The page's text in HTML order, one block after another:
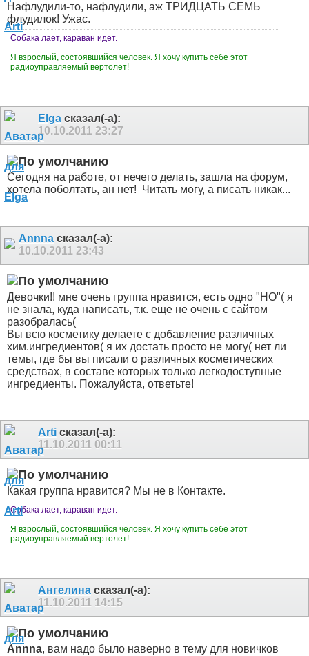
Нафлудили-то, нафлудили, аж ТРИДЦАТЬ СЕМЬ
флудилок! Ужас.
Собака лает, караван идет.
Я взрослый, состоявшийся человек. Я хочу купить себе этот
радиоуправляемый вертолет!
Elga сказал(-а):
10.10.2011 23:27
Сегодня на работе, от нечего делать, зашла на форум,
хотела поболтать, ан нет! Читать могу, а писать никак...
Annna сказал(-а):
10.10.2011 23:43
Девочки!! мне очень группа нравится, есть одно "НО"( я
не знала, куда написать, т.к. еще не очень с сайтом
разобралась(
Вы всю косметику делаете с добавление различных
хим.ингредиентов( я их достать просто не могу( нет ли
темы, где бы вы писали о различных косметических
средствах, в составе которых только легкодоступные
ингредиенты. Пожалуйста, ответьте!
Arti сказал(-а):
11.10.2011 00:11
Какая группа нравится? Мы не в Контакте.
Собака лает, караван идет.
Я взрослый, состоявшийся человек. Я хочу купить себе этот
радиоуправляемый вертолет!
Ангелина сказал(-а):
11.10.2011 14:15
Annna, вам надо было наверно в тему для новичков